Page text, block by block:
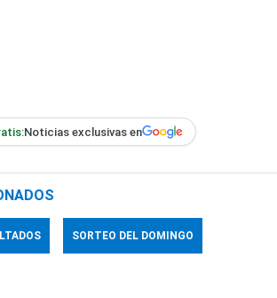
Noticias exclusivas en
SORTEO DEL DOMINGO